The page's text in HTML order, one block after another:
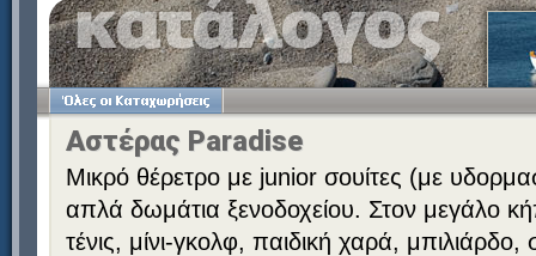
Αστέρας Paradise
Μικρό θέρετρο με junior σουίτες (με
απλά δωμάτια ξενοδοχείου. Στον μεγάλο
τένις, μίνι-γκολφ, παιδική χαρά,